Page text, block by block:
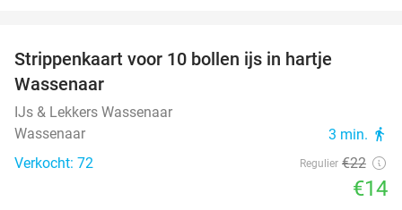
Strippenkaart voor 10 bollen ijs in hartje
Wassenaar
IJs & Lekkers Wassenaar
Wassenaar
3 min. directions_walk
Verkocht: 72 Regulier €22
€14